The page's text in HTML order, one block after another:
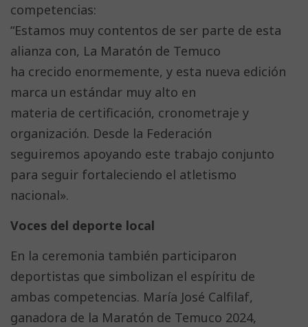
competencias:
“Estamos muy contentos de ser parte de esta
alianza con, La Maratón de Temuco
ha crecido enormemente, y esta nueva edición
marca un estándar muy alto en
materia de certificación, cronometraje y
organización. Desde la Federación
seguiremos apoyando este trabajo conjunto
para seguir fortaleciendo el atletismo
nacional».
Voces del deporte local
En la ceremonia también participaron
deportistas que simbolizan el espíritu de
ambas competencias. María José Calfilaf,
ganadora de la Maratón de Temuco 2024,